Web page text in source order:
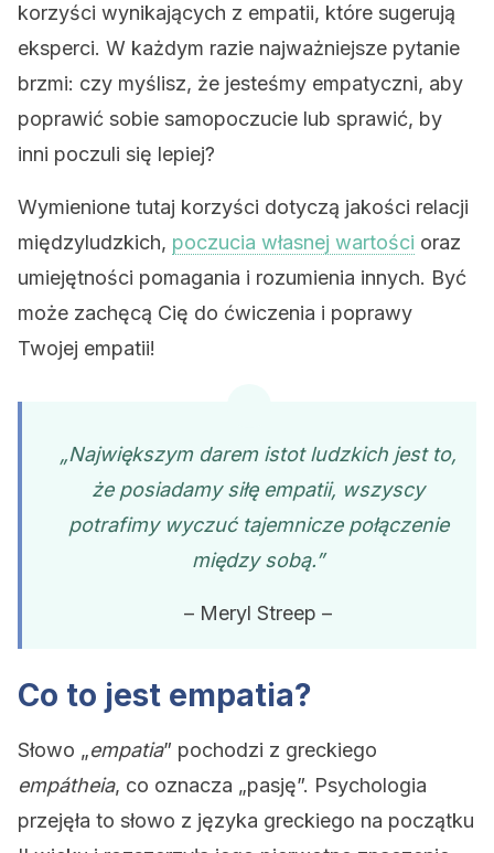
korzyści wynikających z empatii, które sugerują
eksperci. W każdym razie najważniejsze pytanie
brzmi: czy myślisz, że jesteśmy empatyczni, aby
poprawić sobie samopoczucie lub sprawić, by
inni poczuli się lepiej?
Wymienione tutaj korzyści dotyczą jakości relacji
międzyludzkich, poczucia własnej wartości oraz
umiejętności pomagania i rozumienia innych. Być
może zachęcą Cię do ćwiczenia i poprawy
Twojej empatii!
„Największym darem istot ludzkich jest to,
że posiadamy siłę empatii, wszyscy
potrafimy wyczuć tajemnicze połączenie
między sobą.”
– Meryl Streep –
Co to jest empatia?
Słowo „empatia” pochodzi z greckiego
empátheia, co oznacza „pasję”. Psychologia
przejęła to słowo z języka greckiego na początku